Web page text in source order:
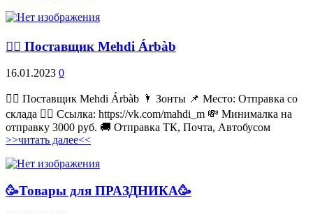
💁‍♂ Поставщик Mehdi Árbàb
16.01.2023 0
💁‍♂ Поставщик Mehdi Árbàb 🌂 Зонты 📌 Место: Отправка со
склада 👉🏻 Ссылка: https://vk.com/mahdi_m 💸 Минималка на
отправку 3000 руб. 🚚 Отправка ТК, Почта, Автобусом
>>читать далее<<
🥳Товары для ПРАЗДНИКА🥳